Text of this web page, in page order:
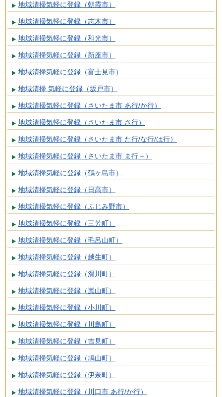
地域清掃気軽に登録（朝霞市）
地域清掃気軽に登録（志木市）
地域清掃気軽に登録（和光市）
地域清掃気軽に登録（新座市）
地域清掃気軽に登録（富士見市）
地域清掃 気軽に登録（坂戸市）
地域清掃気軽に登録（さいたま市 あ行/か行）
地域清掃気軽に登録（さいたま市 さ行）
地域清掃気軽に登録（さいたま市 た行/な行/は行）
地域清掃気軽に登録（さいたま市 ま行～）
地域清掃気軽に登録（鶴ヶ島市）
地域清掃気軽に登録（日高市）
地域清掃気軽に登録（ふじみ野市）
地域清掃気軽に登録（三芳町）
地域清掃気軽に登録（毛呂山町）
地域清掃気軽に登録（越生町）
地域清掃気軽に登録（滑川町）
地域清掃気軽に登録（嵐山町）
地域清掃気軽に登録（小川町）
地域清掃気軽に登録（川島町）
地域清掃気軽に登録（吉見町）
地域清掃気軽に登録（鳩山町）
地域清掃気軽に登録（伊奈町）
地域清掃気軽に登録（川口市 あ行/か行）